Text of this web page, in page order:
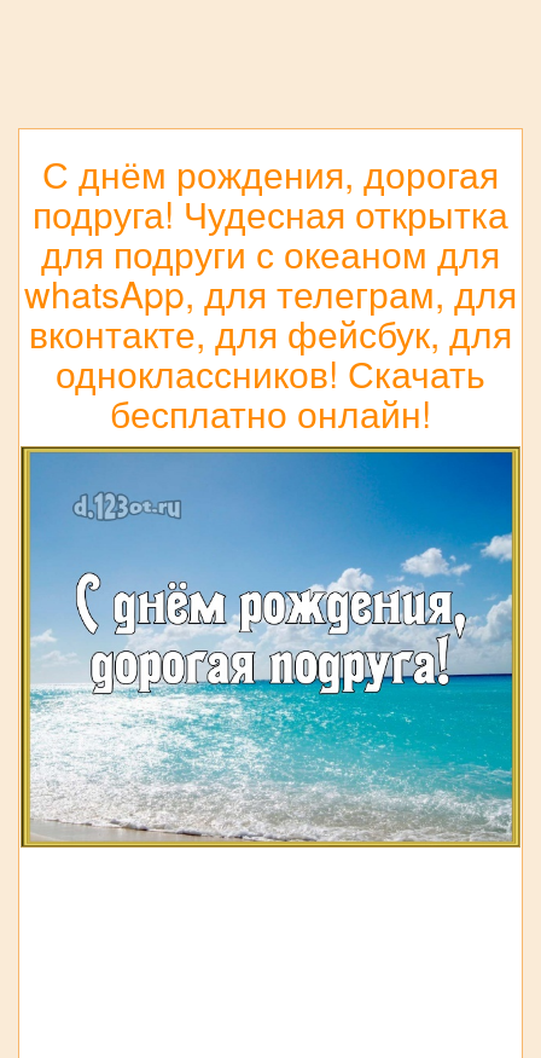
С днём рождения, дорогая
подруга! Чудесная открытка
для подруги с океаном для
whatsApp, для телеграм, для
вконтакте, для фейсбук, для
одноклассников! Скачать
бесплатно онлайн!